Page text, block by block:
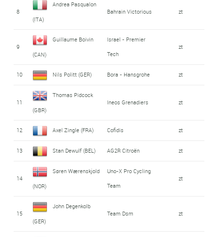
8
Andrea Pasqualon
(ITA)
Bahrain Victorious zt
9
Guillaume Boivin
(CAN)
Israel - Premier
Tech
zt
10 Nils Politt (GER) Bora - Hansgrohe zt
11
Thomas Pidcock
(GBR)
Ineos Grenadiers zt
12 Axel Zingle (FRA) Cofidis zt
13 Stan Dewulf (BEL) AG2R Citroën zt
14
Søren Wærenskjold
(NOR)
Uno-X Pro Cycling
Team
zt
15
John Degenkolb
(GER)
Team Dsm zt